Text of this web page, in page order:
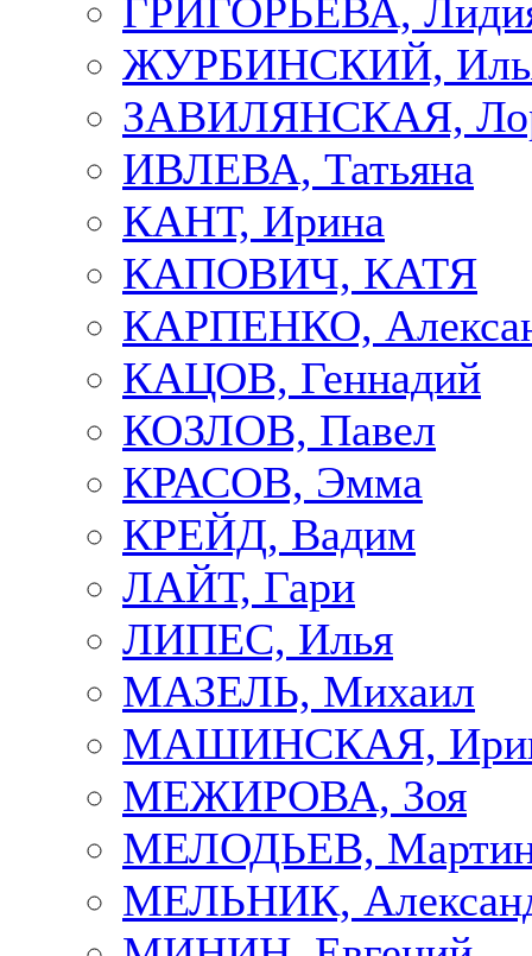
ГРИГОРЬЕВА,
ЖУРБИНСКИЙ,
ЗАВИЛЯНСКАЯ,
ИВЛЕВА, Татьяна
КАНТ, Ирина
КАПОВИЧ, КАТЯ
КАРПЕНКО,
КАЦОВ, Геннадий
КОЗЛОВ, Павел
КРАСОВ, Эмма
КРЕЙД, Вадим
ЛАЙТ, Гари
ЛИПЕС, Илья
МАЗЕЛЬ, Михаил
МАШИНСКАЯ,
МЕЖИРОВА, Зоя
МЕЛОДЬЕВ,
МЕЛЬНИК,